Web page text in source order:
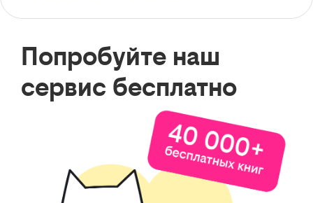
Попробуйте наш
сервис бесплатно